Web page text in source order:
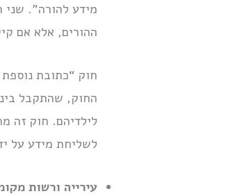
מידע להורה”. שני
ההורים, אלא אם
חוק “כתובת
לילדיהם. חוק זה
לשליחת מידע על
עירייה ורשות